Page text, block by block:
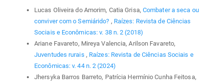
Lucas Oliveira do Amorim, Catia Grisa, Combater a seca ou
conviver com o Semiárido? , Raízes: Revista de Ciências
Sociais e Econômicas: v. 38 n. 2 (2018)
Ariane Favareto, Mireya Valencia, Arilson Favareto,
Juventudes rurais , Raízes: Revista de Ciências Sociais e
Econômicas: v. 44 n. 2 (2024)
Jhersyka Barros Barreto, Patrícia Hermínio Cunha Feitosa,